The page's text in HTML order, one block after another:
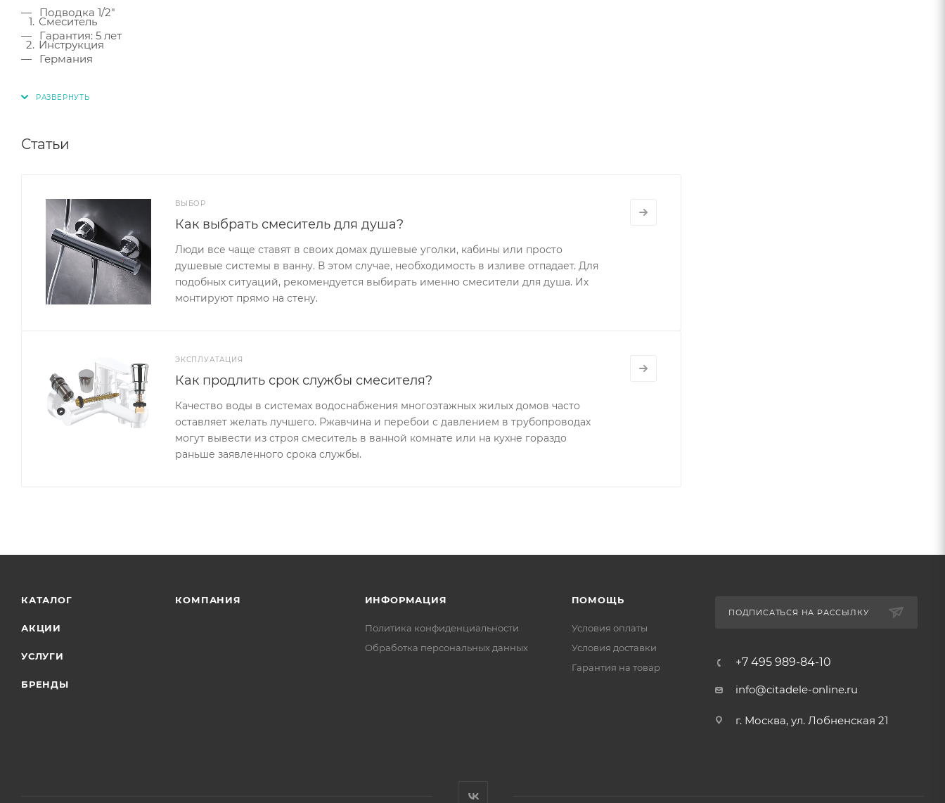
Подводка 1/2"
Гарантия: 5 лет
Германия
Смеситель
Инструкция
Статьи
ВЫБОР
Как выбрать смеситель для душа?
Люди все чаще ставят в своих домах душевые уголки, кабины или просто
душевые системы в ванну. В этом случае, необходимость в изливе отпадает. Для
подобных ситуаций, рекомендуется выбирать именно смесители для душа. Их
монтируют прямо на стену.
ЭКСПЛУАТАЦИЯ
Как продлить срок службы смесителя?
Качество воды в системах водоснабжения многоэтажных жилых домов часто
оставляет желать лучшего. Ржавчина и перебои с давлением в трубопроводах
могут вывести из строя смеситель в ванной комнате или на кухне гораздо
раньше заявленного срока службы.
КАТАЛОГ
АКЦИИ
УСЛУГИ
БРЕНДЫ
КОМПАНИЯ ИНФОРМАЦИЯ
Политика конфиденциальности
Обработка персональных данных
ПОМОЩЬ
Условия оплаты
Условия доставки
Гарантия на товар
ПОДПИСАТЬСЯ НА РАССЫЛКУ
+7 495 989-84-10
info@citadele-online.ru
г. Москва, ул. Лобненская 21